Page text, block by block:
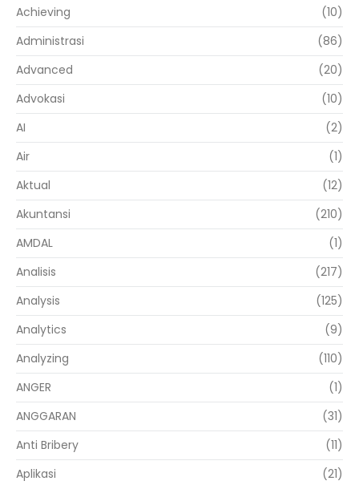
Achieving
(10)
Administrasi
(86)
Advanced
(20)
Advokasi
(10)
AI
(2)
Air
(1)
Aktual
(12)
Akuntansi
(210)
AMDAL
(1)
Analisis
(217)
Analysis
(125)
Analytics
(9)
Analyzing
(110)
ANGER
(1)
ANGGARAN
(31)
Anti Bribery
(11)
Aplikasi
(21)